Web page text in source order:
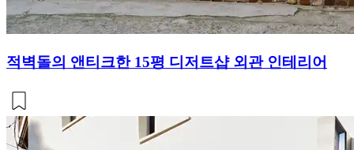
적벽돌의 앤티크한 15평 디저트샵 외관 인테리어